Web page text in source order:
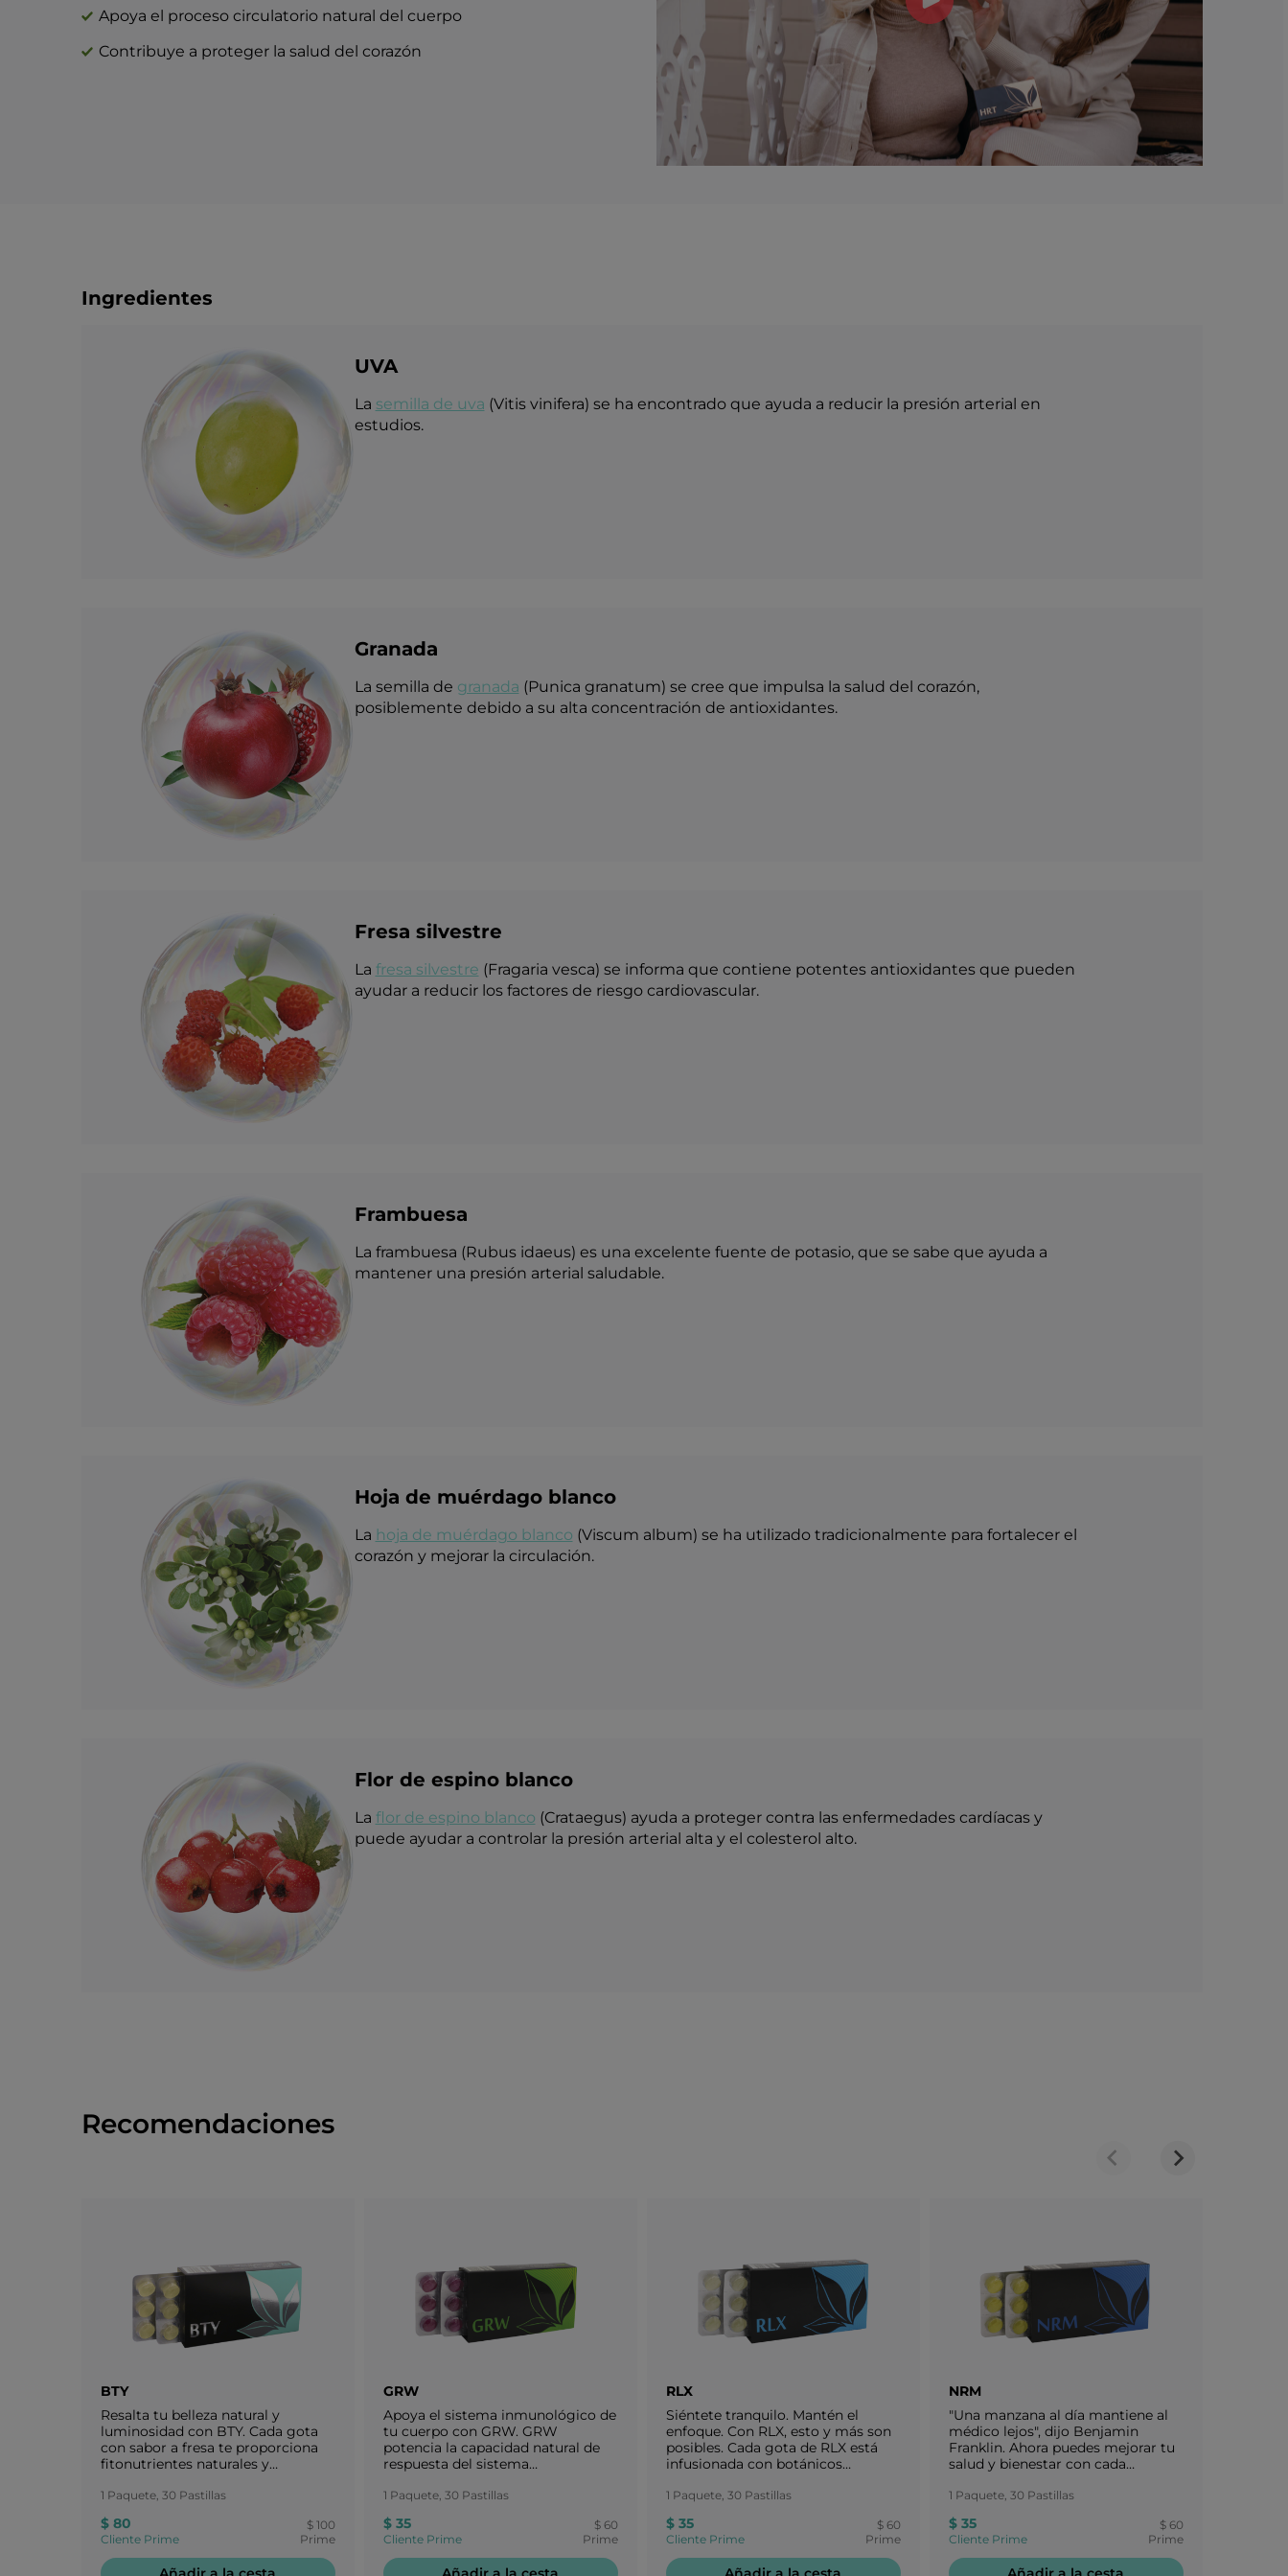
Apoya el proceso circulatorio natural del cuerpo
Contribuye a proteger la salud del corazón
Ingredientes
UVA
La semilla de uva (Vitis vinifera) se ha encontrado que ayuda a reducir la presión arterial en
estudios.
Granada
La semilla de granada (Punica granatum) se cree que impulsa la salud del corazón,
posiblemente debido a su alta concentración de antioxidantes.
Fresa silvestre
La fresa silvestre (Fragaria vesca) se informa que contiene potentes antioxidantes que pueden
ayudar a reducir los factores de riesgo cardiovascular.
Frambuesa
La frambuesa (Rubus idaeus) es una excelente fuente de potasio, que se sabe que ayuda a
mantener una presión arterial saludable.
Hoja de muérdago blanco
La hoja de muérdago blanco (Viscum album) se ha utilizado tradicionalmente para fortalecer el
corazón y mejorar la circulación.
Flor de espino blanco
La flor de espino blanco (Crataegus) ayuda a proteger contra las enfermedades cardíacas y
puede ayudar a controlar la presión arterial alta y el colesterol alto.
Recomendaciones
BTY
Resalta tu belleza natural y
luminosidad con BTY. Cada gota
con sabor a fresa te proporciona
fitonutrientes naturales y
de la piel y el cabello.
1 Paquete, 30 Pastillas
$ 80
Cliente Prime
$ 100
Prime
GRW
Apoya el sistema inmunológico de
tu cuerpo con GRW. GRW
potencia la capacidad natural de
respuesta del sistema
ambientales. Cuando se utiliza en
conjunto con una dieta saludable,
mucho descanso y ejercicio, GRW
respalda la respuesta
inmunológica natural con un
1 Paquete, 30 Pastillas
$ 35
Cliente Prime
$ 60
Prime
RLX
Siéntete tranquilo. Mantén el
enfoque. Con RLX, esto y más son
posibles. Cada gota de RLX está
infusionada con botánicos
a sentirse tranquilo y mantener el
enfoque y la claridad mental,
incluso en momentos estresantes.
1 Paquete, 30 Pastillas
$ 35
Cliente Prime
$ 60
Prime
NRM
"Una manzana al día mantiene al
médico lejos", dijo Benjamin
Franklin. Ahora puedes mejorar tu
salud y bienestar con cada
manzana. Apoya la vitalidad
general y la salud, con énfasis en
mejorar el equilibrio metabólico.
1 Paquete, 30 Pastillas
$ 35
Cliente Prime
$ 60
Prime